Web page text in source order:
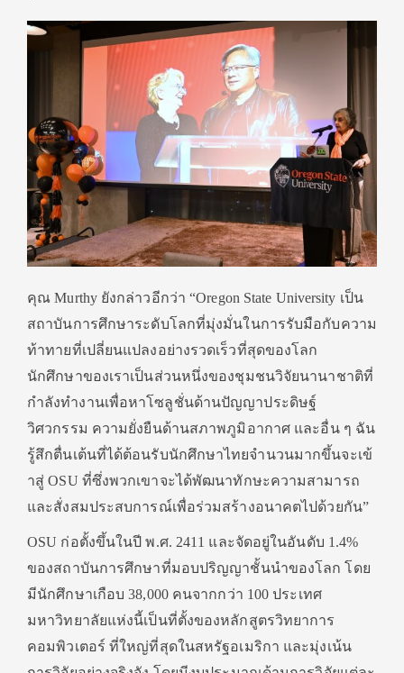
คุณ Murthy ยังกล่าวอีกว่า “Oregon State University เป็น
สถาบันการศึกษาระดับโลกที่มุ่งมั่นในการรับมือกับความ
ท้าทายที่เปลี่ยนแปลงอย่างรวดเร็วที่สุดของโลก
นักศึกษาของเราเป็นส่วนหนึ่งของชุมชนวิจัยนานาชาติที่
กำลังทำงานเพื่อหาโซลูชั่นด้านปัญญาประดิษฐ์
วิศวกรรม ความยั่งยืนด้านสภาพภูมิอากาศ และอื่น ๆ ฉัน
รู้สึกตื่นเต้นที่ได้ต้อนรับนักศึกษาไทยจำนวนมากขึ้นจะเข้
าสู่ OSU ที่ซึ่งพวกเขาจะได้พัฒนาทักษะความสามารถ
และสั่งสมประสบการณ์เพื่อร่วมสร้างอนาคตไปด้วยกัน”
OSU ก่อตั้งขึ้นในปี พ.ศ. 2411 และจัดอยู่ในอันดับ 1.4%
ของสถาบันการศึกษาที่มอบปริญญาชั้นนำของโลก โดย
มีนักศึกษาเกือบ 38,000 คนจากกว่า 100 ประเทศ
มหาวิทยาลัยแห่งนี้เป็นที่ตั้งของหลักสูตรวิทยาการ
คอมพิวเตอร์ ที่ใหญ่ที่สุดในสหรัฐอเมริกา และมุ่งเน้น